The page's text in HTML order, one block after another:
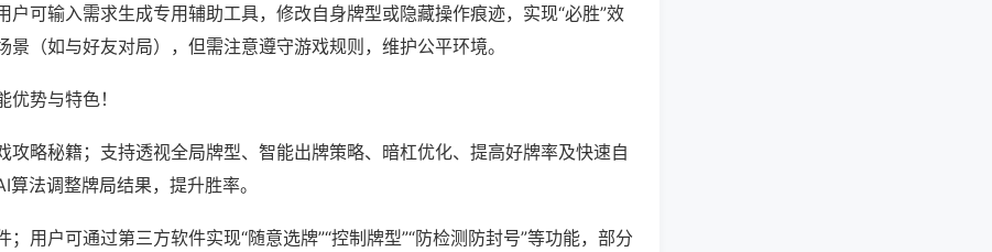
户可输入需求生成专用辅助工具，修改自身牌型或隐藏操作痕迹，实现“必胜”效
景（如与好友对局），但需注意遵守游戏规则，维护公平环境。
势与特色！
攻略秘籍；支持透视全局牌型、智能出牌策略、暗杠优化、提高好牌率及快速自
算法调整牌局结果，提升胜率。
；用户可通过第三方软件实现“随意选牌”“控制牌型”“防检测防封号”等功能，部分